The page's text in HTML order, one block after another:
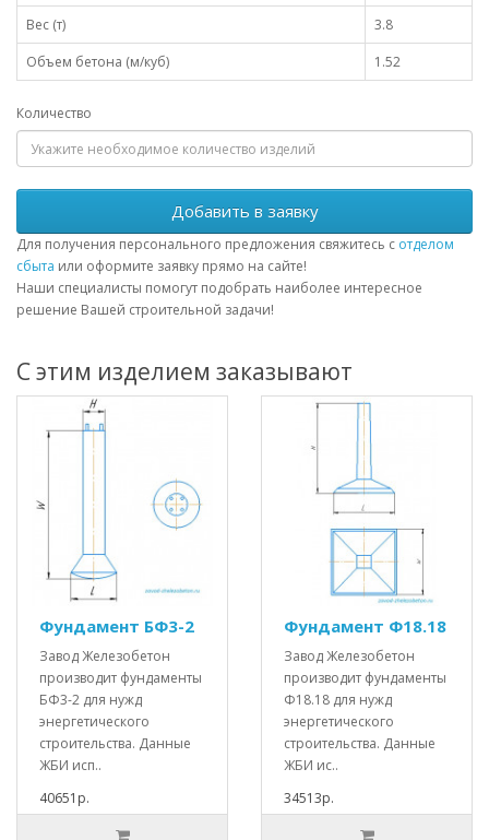
Вес (т)
3.8
Объем бетона (м/куб)
1.52
Количество
Добавить в заявку
Для получения персонального предложения свяжитесь с отделом
сбыта или оформите заявку прямо на сайте!
Наши специалисты помогут подобрать наиболее интересное
решение Вашей строительной задачи!
С этим изделием заказывают
Фундамент БФ3-2
Завод Железобетон
производит фундаменты
БФ3-2 для нужд
энергетического
строительства. Данные
ЖБИ исп..
40651р.
Фундамент Ф18.18
Завод Железобетон
производит фундаменты
Ф18.18 для нужд
энергетического
строительства. Данные
ЖБИ ис..
34513р.